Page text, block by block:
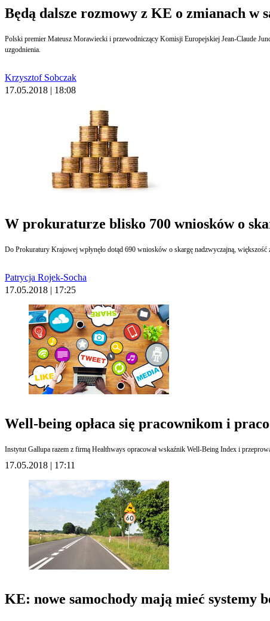
Będą dalsze rozmowy z KE o zmianach w
Polski premier Mateusz Morawiecki i przewodniczący Komisji Europejskiej Jean-Claude Juncker zdecydowali na spotkaniu w Sofii, że dialog Polski z KE ws. praworządności będzie kontynuowany. Nie poinformowano, czy podczas tego spotkania przyjęte zostały jakieś
uzgodnienia.
Krzysztof Sobczak
17.05.2018 | 18:08
W prokuraturze blisko 700 wniosków o
Do Prokuratury Krajowej wpłynęło dotąd 690 wniosków o skargę nadzwyczajną,
Patrycja Rojek-Socha
17.05.2018 | 17:25
Well-being opłaca się pracownikom i
Instytut Gallupa razem z firmą Healthways opracował wskaźnik Well-Being Index i
17.05.2018 | 17:11
KE: nowe samochody mają mieć systemy